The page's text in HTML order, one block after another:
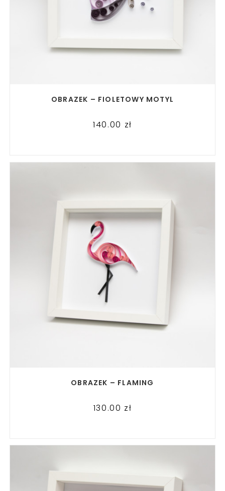
OBRAZEK – FIOLETOWY MOTYL
140.00 zł
OBRAZEK – FLAMING
130.00 zł